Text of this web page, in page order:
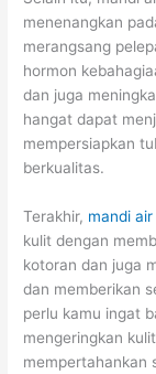
menenangkan
merangsang
hormon
dan juga
hangat dapat
mempersiapkan
berkualitas.
Terakhir, mandi
kulit dengan
kotoran dan juga
dan memberikan
perlu kamu ingat
mengeringkan
mempertahankan